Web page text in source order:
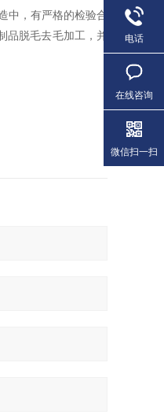
，有严格的检验合
品脱毛去毛加工，并
电话
在线咨询
微信扫一扫